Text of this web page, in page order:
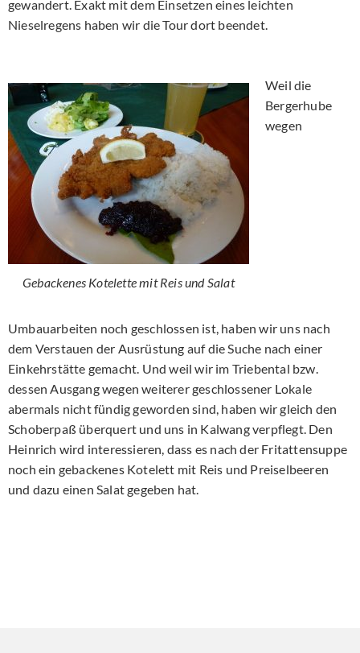
gewandert. Exakt mit dem Einsetzen eines leichten
Nieselregens haben wir die Tour dort beendet.
Gebackenes Kotelette mit Reis und Salat
Weil die
Bergerhube
wegen
Umbauarbeiten noch geschlossen ist, haben wir uns nach
dem Verstauen der Ausrüstung auf die Suche nach einer
Einkehrstätte gemacht. Und weil wir im Triebental bzw.
dessen Ausgang wegen weiterer geschlossener Lokale
abermals nicht fündig geworden sind, haben wir gleich den
Schoberpaß überquert und uns in Kalwang verpflegt. Den
Heinrich wird interessieren, dass es nach der Fritattensuppe
noch ein gebackenes Kotelett mit Reis und Preiselbeeren
und dazu einen Salat gegeben hat.